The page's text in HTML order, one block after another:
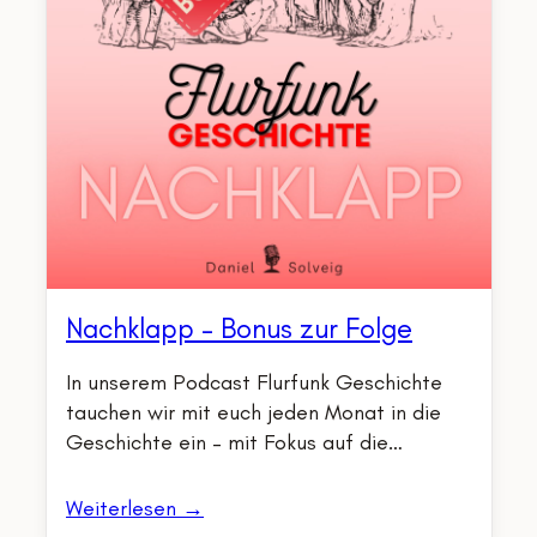
Nachklapp – Bonus zur Folge
In unserem Podcast Flurfunk Geschichte
tauchen wir mit euch jeden Monat in die
Geschichte ein – mit Fokus auf die…
Weiterlesen →